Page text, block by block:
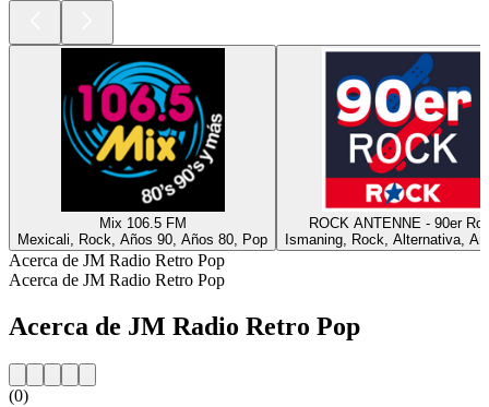
Mix 106.5 FM
Mexicali, Rock, Años 90, Años 80, Pop
ROCK ANTENNE - 90er
Ismaning, Rock, Alternativa,
Acerca de JM Radio Retro Pop
Acerca de JM Radio Retro Pop
Acerca de JM Radio Retro Pop
(0)